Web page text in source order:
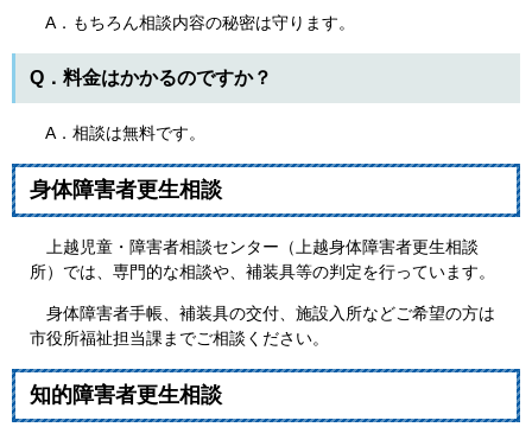
A．もちろん相談内容の秘密は守ります。
Q．料金はかかるのですか？
A．相談は無料です。
身体障害者更生相談
上越児童・障害者相談センター（上越身体障害者更生相談
所）では、専門的な相談や、補装具等の判定を行っています。
身体障害者手帳、補装具の交付、施設入所などご希望の方は
市役所福祉担当課までご相談ください。
知的障害者更生相談